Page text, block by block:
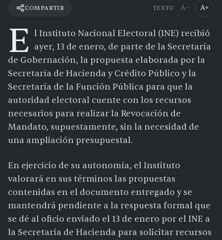
COMPARTIR TEXTO A− A+
E l Instituto Nacional Electoral (INE) recibió
ayer, 13 de enero, de parte de la Secretaría
de Gobernación, la propuesta elaborada por la
Secretaría de Hacienda y Crédito Público y la
Secretaría de la Función Pública para que la
autoridad electoral cuente con los recursos
necesarios para realizar la Revocación de
Mandato, supuestamente, sin la necesidad de
una ampliación presupuestal.
En ejercicio de su autonomía, el Instituto
valorará en sus términos las propuestas
contenidas en el documento entregado y se
mantendrá pendiente a la respuesta formal que
se dé al oficio enviado el 13 de enero por el INE a
la Secretaría de Hacienda para solicitar recursos